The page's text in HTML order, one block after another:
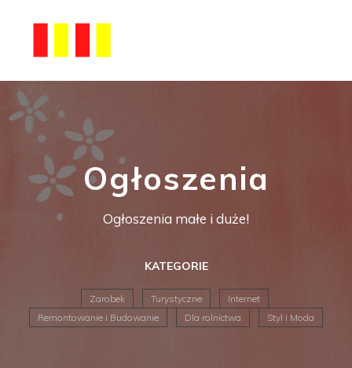
Ogłoszenia
Ogłoszenia małe i duże!
KATEGORIE
Zarobek Turystyczne
Internet
Remontowanie i Budowanie
Dla rolnictwa Styl i Moda